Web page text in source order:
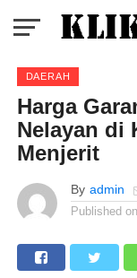
DAERAH
Harga
Nelayan di
Menjerit
By admin
Published on